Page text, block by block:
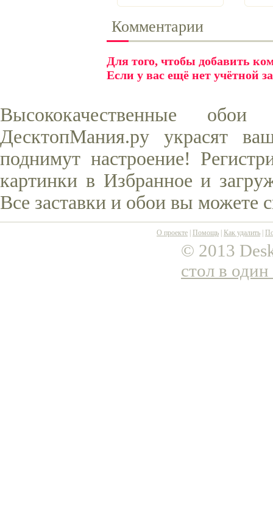
Комментарии
Для того, чтобы добавить
Если у вас ещё нет учётной
Высококачественные
ДесктопМания.ру украсят
поднимут настроение!
картинки в Избранное и
Все заставки и обои вы можете
О проекте Помощь Как удалить
© 2013
стол в